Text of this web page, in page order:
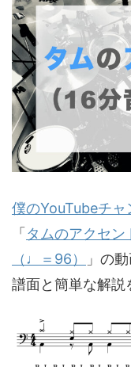
僕のYouTubeチャ
「 タムのアクセン
（♩＝96）
」の
譜面と簡単な解説